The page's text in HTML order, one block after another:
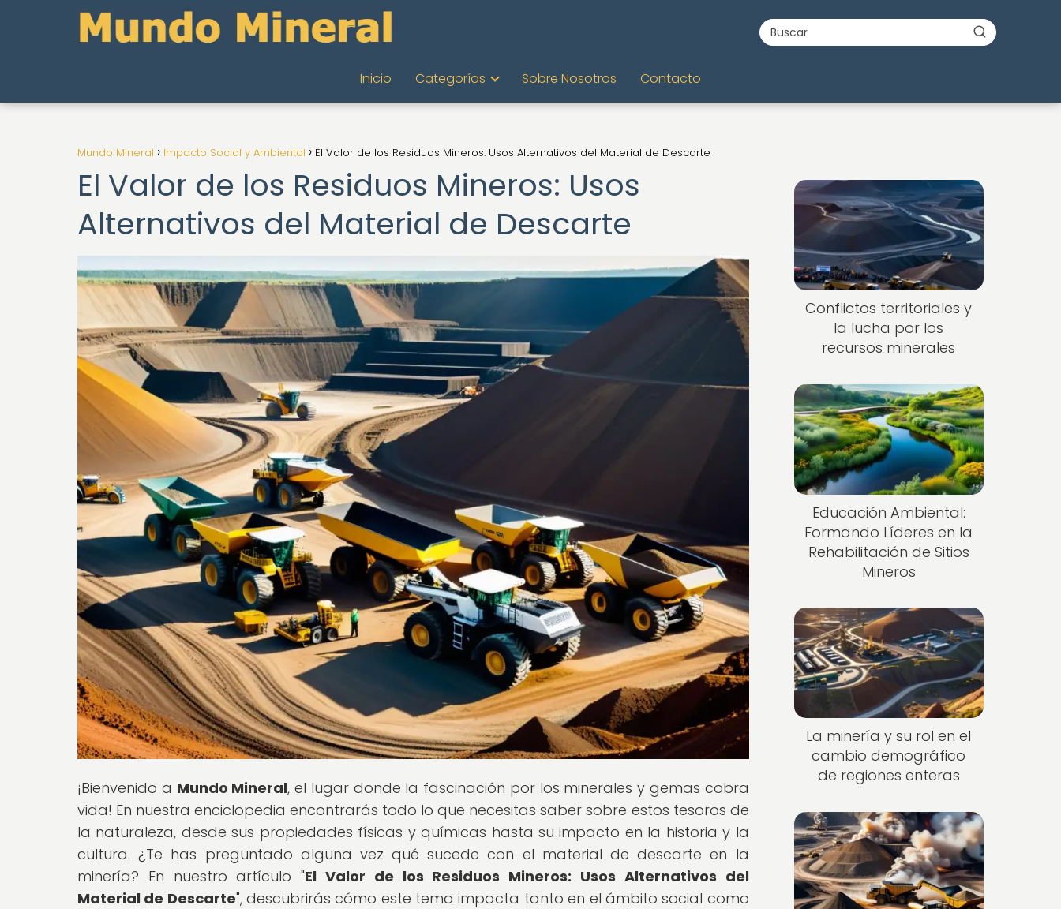
Inicio Categorías Sobre Nosotros Contacto
Mundo Mineral Impacto Social y Ambiental El Valor de los Residuos Mineros: Usos Alternativos del Material de Descarte
El Valor de los Residuos Mineros: Usos
Alternativos del Material de Descarte
¡Bienvenido a Mundo Mineral, el lugar donde la fascinación por los minerales y gemas cobra
vida! En nuestra enciclopedia encontrarás todo lo que necesitas saber sobre estos tesoros de
la naturaleza, desde sus propiedades físicas y químicas hasta su impacto en la historia y la
cultura. ¿Te has preguntado alguna vez qué sucede con el material de descarte en la
minería? En nuestro artículo "El Valor de los Residuos Mineros: Usos Alternativos del
Material de Descarte", descubrirás cómo este tema impacta tanto en el ámbito social como
Conflictos territoriales y
la lucha por los
recursos minerales
Educación Ambiental:
Formando Líderes en la
Rehabilitación de Sitios
Mineros
La minería y su rol en el
cambio demográfico
de regiones enteras